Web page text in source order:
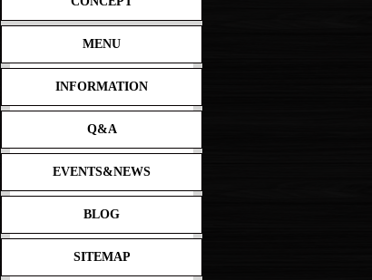
MENU
INFORMATION
Q&A
EVENTS&NEWS
BLOG
SITEMAP